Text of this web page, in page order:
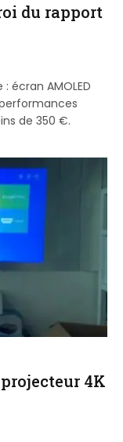
du rapport
écran AMOLED
de 350 €.
4K